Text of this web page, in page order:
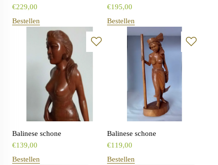
€229,00
Bestellen
€195,00
Bestellen
Balinese schone
€139,00
Bestellen
Balinese schone
€119,00
Bestellen